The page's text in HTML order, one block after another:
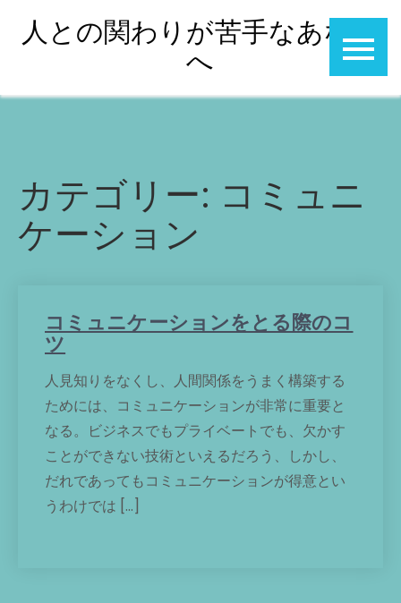
人との関わりが苦手なあなた
へ
カテゴリー: コミュニ
ケーション
コミュニケーションをとる際のコ
ツ
人見知りをなくし、人間関係をうまく構築する
ためには、コミュニケーションが非常に重要と
なる。ビジネスでもプライベートでも、欠かす
ことができない技術といえるだろう、しかし、
だれであってもコミュニケーションが得意とい
うわけでは […]